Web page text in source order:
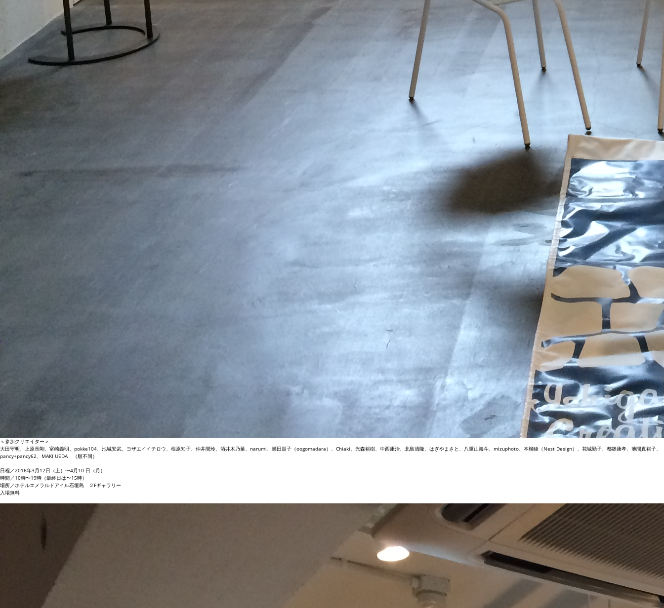
＜参加クリエイター＞
大田守明、上原長剛、富崎義明、pokke104、池城安武、ヨザエイイチロウ、根原知子、仲井間玲、酒井木乃葉、narumi、瀬田朋子（oogomadara）、Chiaki、光森裕樹、中西康治、北島清隆、はぎやまさと、八重山海斗、mizuphoto、本柳綾（Nest Design）、花城勤子、都築康孝、池間真裕子、
pancy+pancy62、MAKI UEDA （順不同）
日程／2016年3月12日（土）〜4月10 日（月）
時間／10時〜19時（最終日は〜15時）
場所／ホテルエメラルドアイル石垣島 ２Fギャラリー
入場無料